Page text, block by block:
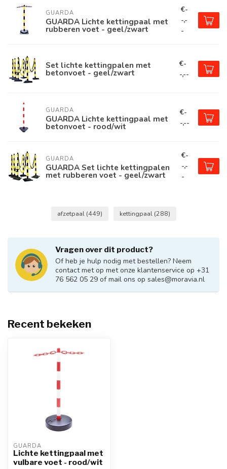
GUARDA
GUARDA Lichte kettingpaal met
rubberen voet - geel/zwart
€-
-,-
-
Set lichte kettingpalen met
betonvoet - geel/zwart
€-
-,--
GUARDA
GUARDA Lichte kettingpaal met
betonvoet - rood/wit
€-
-,--
GUARDA
GUARDA Set lichte kettingpalen
met rubberen voet - geel/zwart
€-
-,-
-
afzetpaal (449) kettingpaal (288)
Vragen over dit product?
Of heb je hulp nodig met bestellen? Neem
contact met op met onze klantenservice op +31
76 562 05 29 of mail ons op sales@moravia.nl
Recent bekeken
GUARDA
Lichte kettingpaal met
vulbare voet - rood/wit